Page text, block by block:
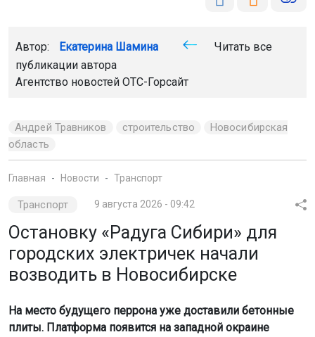
Автор: Екатерина Шамина
Читать все
публикации автора
Агентство новостей ОТС-Горсайт
Андрей Травников строительство
Новосибирская
область
Главная Новости Транспорт
Транспорт 9 августа 2026 - 09:42
Остановку «Радуга Сибири» для
городских электричек начали
возводить в Новосибирске
На место будущего перрона уже доставили бетонные
плиты. Платформа появится на западной окраине